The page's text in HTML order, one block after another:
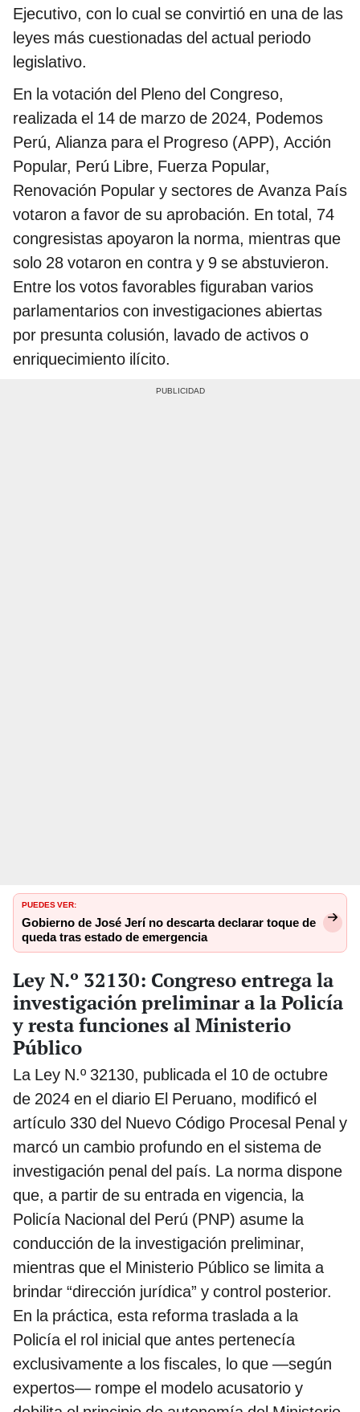
Ejecutivo, con lo cual se convirtió en una de las
leyes más cuestionadas del actual periodo
legislativo.
En la votación del Pleno del Congreso,
realizada el 14 de marzo de 2024, Podemos
Perú, Alianza para el Progreso (APP), Acción
Popular, Perú Libre, Fuerza Popular,
Renovación Popular y sectores de Avanza País
votaron a favor de su aprobación. En total, 74
congresistas apoyaron la norma, mientras que
solo 28 votaron en contra y 9 se abstuvieron.
Entre los votos favorables figuraban varios
parlamentarios con investigaciones abiertas
por presunta colusión, lavado de activos o
enriquecimiento ilícito.
PUEDES VER:
Gobierno de José Jerí no descarta declarar toque de
queda tras estado de emergencia
Ley N.º 32130: Congreso entrega la
investigación preliminar a la Policía
y resta funciones al Ministerio
Público
La Ley N.º 32130, publicada el 10 de octubre
de 2024 en el diario El Peruano, modificó el
artículo 330 del Nuevo Código Procesal Penal y
marcó un cambio profundo en el sistema de
investigación penal del país. La norma dispone
que, a partir de su entrada en vigencia, la
Policía Nacional del Perú (PNP) asume la
conducción de la investigación preliminar,
mientras que el Ministerio Público se limita a
brindar “dirección jurídica” y control posterior.
En la práctica, esta reforma traslada a la
Policía el rol inicial que antes pertenecía
exclusivamente a los fiscales, lo que —según
expertos— rompe el modelo acusatorio y